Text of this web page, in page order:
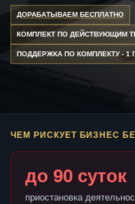
ДОРАБАТЫВАЕМ БЕСПЛАТНО
КОМПЛЕКТ ПО ДЕЙСТВУЮЩИМ
ПОДДЕРЖКА ПО КОМПЛЕКТУ - 1
ЧЕМ РИСКУЕТ БИЗНЕС
до 90 суток
приостановка